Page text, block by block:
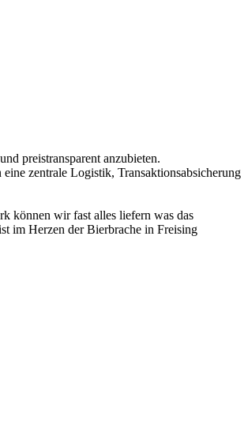
preistransparent anzubieten.
zentrale Logistik, Transaktionsabsicherung
können wir fast alles liefern was das
im Herzen der Bierbrache in Freising